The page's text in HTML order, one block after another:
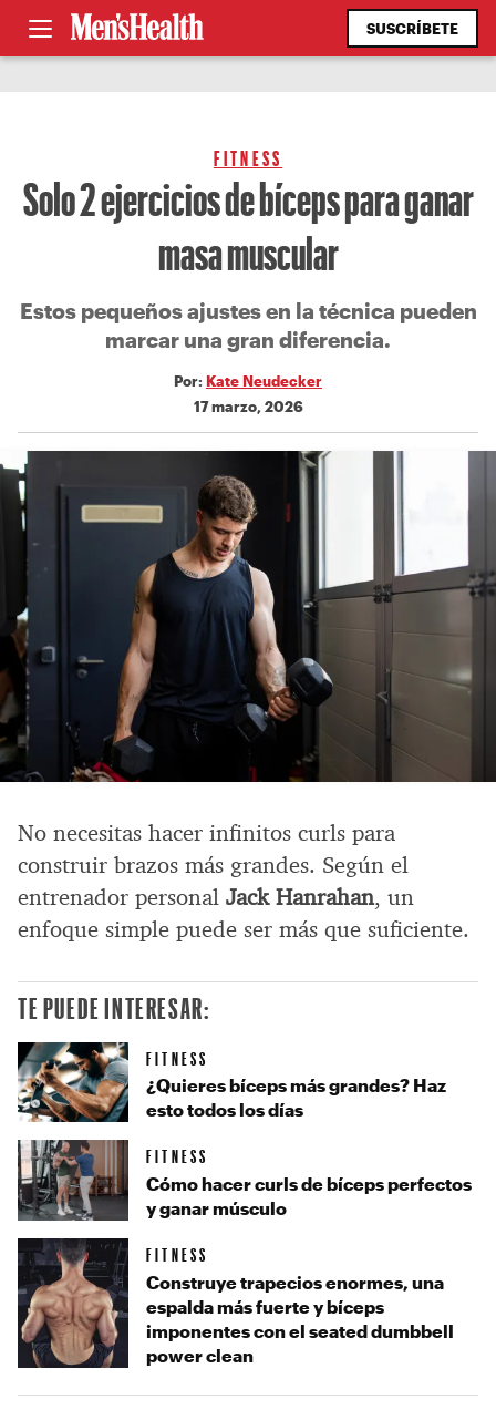
SUSCRÍBETE
FITNESS
Solo 2 ejercicios de bíceps para ganar
masa muscular
Estos pequeños ajustes en la técnica pueden
marcar una gran diferencia.
Por: Kate Neudecker
17 marzo, 2026
No necesitas hacer infinitos curls para
construir brazos más grandes. Según el
entrenador personal Jack Hanrahan, un
enfoque simple puede ser más que suficiente.
TE PUEDE INTERESAR:
FITNESS
¿Quieres bíceps más grandes? Haz
esto todos los días
FITNESS
Cómo hacer curls de bíceps perfectos
y ganar músculo
FITNESS
Construye trapecios enormes, una
espalda más fuerte y bíceps
imponentes con el seated dumbbell
power clean